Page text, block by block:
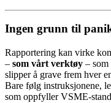
Ingen grunn til
Rapportering kan virke
– som vårt verktøy – som
slipper å grave frem hver
Bare følg instruksjonene,
som oppfyller VSME-